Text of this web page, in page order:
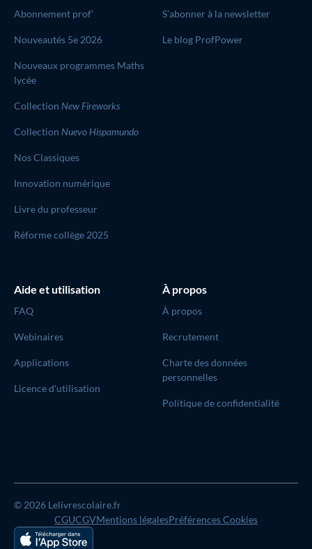
Abonnement prof'
Nouveautés 5e 2026
Nouveaux programmes Maths
lycée
Collection New Fireworks
Collection Nuevo Hispamundo
Nos Classiques
Innovation numérique
Livre du professeur
Réforme collège 2025
S’abonner à la newsletter
Le blog ProfPower
Aide et utilisation
FAQ
Webinaires
Applications
Licence d'utilisation
À propos
À propos
Recrutement
Charte des données
personnelles
Politique de confidentialité
© 2026 Lelivrescolaire.fr
CGUCGVMentions légalesPréférences Cookies